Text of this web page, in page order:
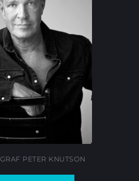
PETER KNUTSON